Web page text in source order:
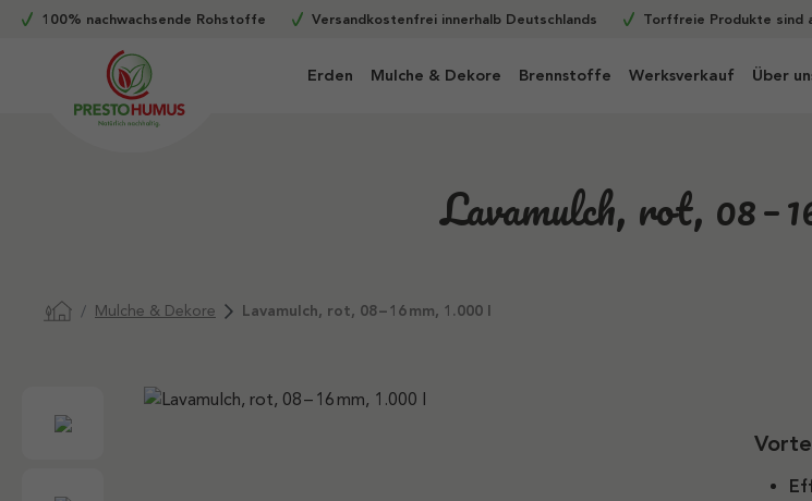
Hauptinhalt springen
Zur Suche springen
Zur Hauptnavigation springen
100% nachwachsende Rohstoffe Versandkostenfrei innerhalb Deutschlands Torffreie Produkte sind
Erden Mulche & Dekore Brennstoffe Werksverkauf Über
Lavamulch, rot, 08 –
Mulche & Dekore Lavamulch, rot, 08 – 16 mm, 1.000 l